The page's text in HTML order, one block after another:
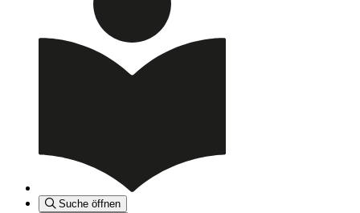
Suche öffnen